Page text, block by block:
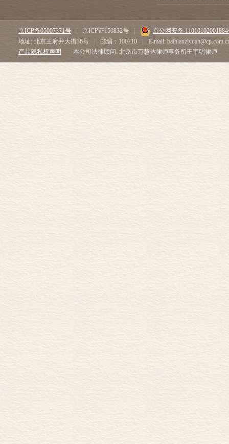
京ICP备05007371号 京ICP证150832号
京公网安备
地址: 北京王府井大街36号
邮编：100710
E-mail:
产品隐私权声明
本公司法律顾问: 北京市万慧达律师事务所王宇明律师